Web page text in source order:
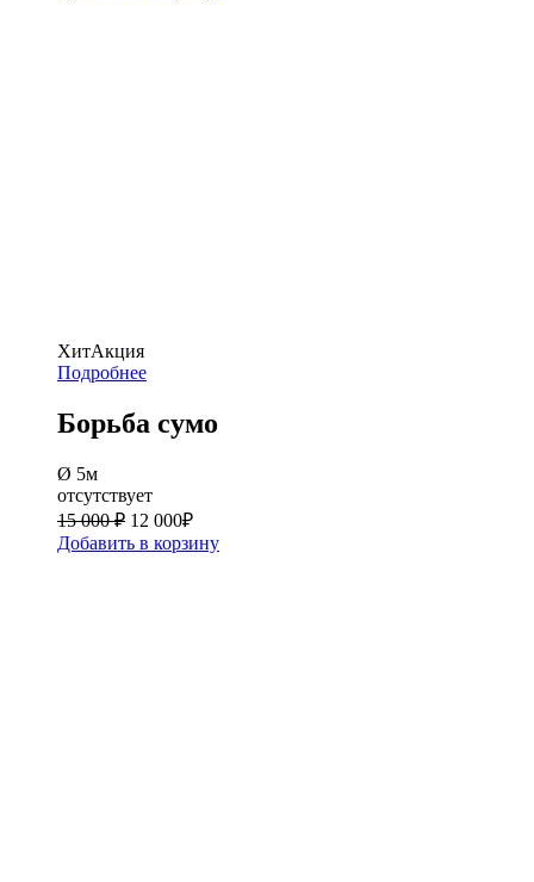
ХитАкция
Подробнее
Борьба сумо
Ø 5м
отсутствует
15 000 ₽ 12 000₽
Добавить в корзину